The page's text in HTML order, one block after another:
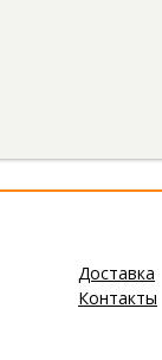
Доставка
Контакты